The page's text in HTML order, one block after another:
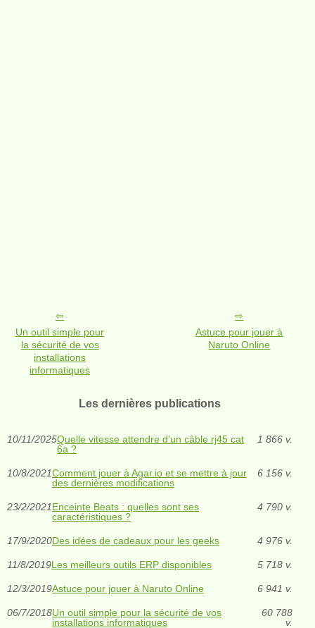
Un outil simple pour
la sécurité de vos
installations
informatiques
Astuce pour jouer à
Naruto Online
Les dernières publications
10/11/2025Quelle vitesse attendre d’un câble rj45 cat
6a ?
1 866 v.
10/8/2021Comment jouer à Agar.io et se mettre à jour
des dernières modifications
6 156 v.
23/2/2021Enceinte Beats : quelles sont ses
caractéristiques ?
4 790 v.
17/9/2020Des idées de cadeaux pour les geeks 4 976 v.
11/8/2019Les meilleurs outils ERP disponibles 5 718 v.
12/3/2019Astuce pour jouer à Naruto Online 6 941 v.
06/7/2018Un outil simple pour la sécurité de vos
installations informatiques
60 788
v.